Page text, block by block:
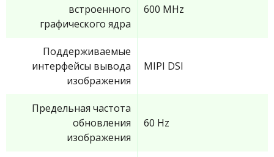
встроенного
графического ядра
600 MHz
Поддерживаемые
интерфейсы вывода
изображения
MIPI DSI
Предельная частота
обновления
изображения
60 Hz